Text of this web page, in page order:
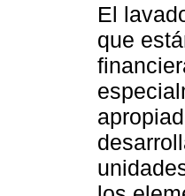
El
que